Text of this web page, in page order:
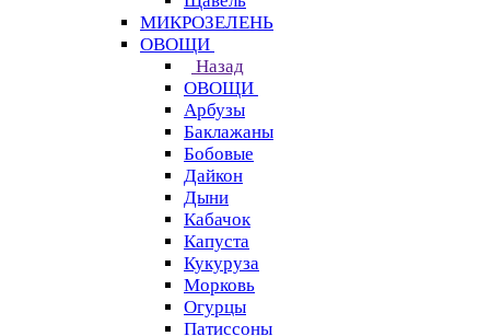
МИКРОЗЕЛЕНЬ
ОВОЩИ
Назад
ОВОЩИ
Арбузы
Баклажаны
Бобовые
Дайкон
Дыни
Кабачок
Капуста
Кукуруза
Морковь
Огурцы
Патиссоны